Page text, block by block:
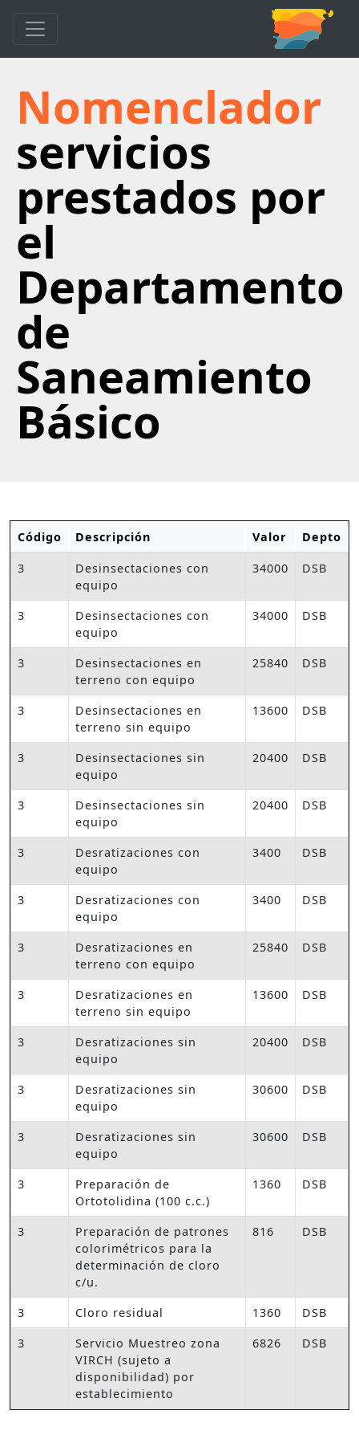
Nomenclador
servicios
prestados por
el
Departamento
de
Saneamiento
Básico
Código Descripción Valor Depto
3
Desinsectaciones con
equipo
34000 DSB
3
Desinsectaciones con
equipo
34000 DSB
3
Desinsectaciones en
terreno con equipo
25840 DSB
3
Desinsectaciones en
terreno sin equipo
13600 DSB
3
Desinsectaciones sin
equipo
20400 DSB
3
Desinsectaciones sin
equipo
20400 DSB
3
Desratizaciones con
equipo
3400 DSB
3
Desratizaciones con
equipo
3400 DSB
3
Desratizaciones en
terreno con equipo
25840 DSB
3
Desratizaciones en
terreno sin equipo
13600 DSB
3
Desratizaciones sin
equipo
20400 DSB
3
Desratizaciones sin
equipo
30600 DSB
3
Desratizaciones sin
equipo
30600 DSB
3
Preparación de
Ortotolidina (100 c.c.)
1360 DSB
3
Preparación de patrones
colorimétricos para la
determinación de cloro
c/u.
816 DSB
3 Cloro residual 1360
DSB
3
Servicio Muestreo zona
VIRCH (sujeto a
disponibilidad) por
establecimiento
6826 DSB